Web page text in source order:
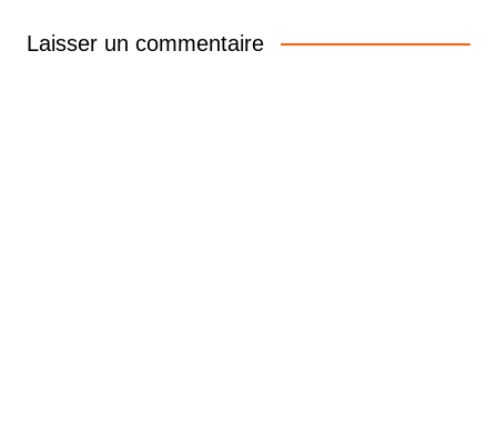
Laisser un commentaire